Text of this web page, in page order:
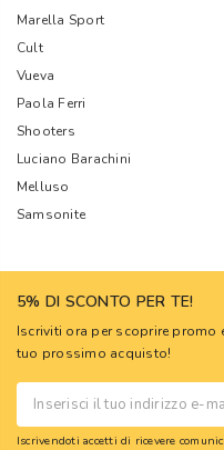
Marella Sport
Cult
Vueva
Paola Ferri
Shooters
Luciano Barachini
Melluso
Samsonite
5% DI SCONTO PER TE!
Iscriviti ora per scoprire promo
tuo prossimo acquisto!
Iscrivendoti accetti di ricevere